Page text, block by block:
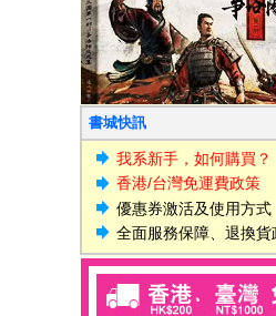
書城快訊
我系新手，如何購買？
香港/台灣免運費政策
優惠券激活及使用方式
全面服務保障、退換貨